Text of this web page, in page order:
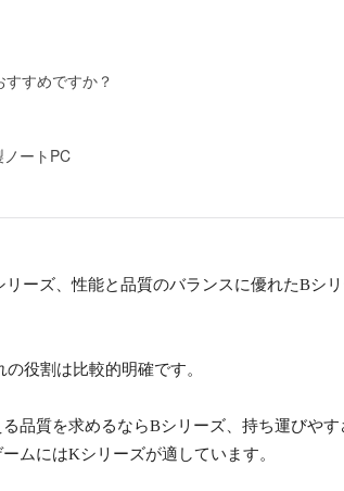
すめですか？
ートPC
ーズ、性能と品質のバランスに優れたBシ
役割は比較的明確です。
品質を求めるならBシリーズ、持ち運びや
ムにはKシリーズが適しています。